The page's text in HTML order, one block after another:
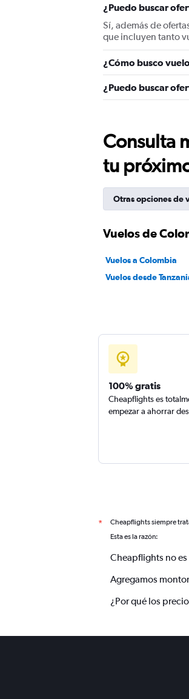
¿Puedo buscar
Sí, además de
que incluyen tanto
¿Cómo busco
¿Puedo buscar
Consulta
tu
Otras opciones de
Vuelos de
Vuelos a Colombia
Vuelos desde
100% gratis
Cheapflights es
empezar a ahorrar
* Cheapflights siempre
Esta es la razón:
Cheapflights no
Agregamos
¿Por qué los